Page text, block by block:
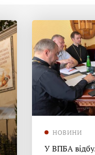
НОВИНИ
У ВПБА